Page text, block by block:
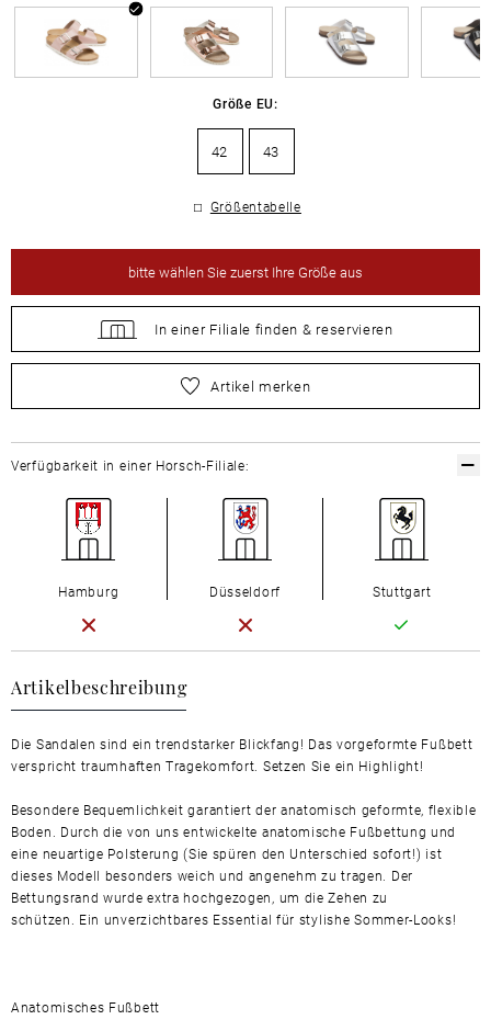
Größe EU:
42 43
Größentabelle
bittewählen Sie zuerst Ihre Größe aus
In einer Filiale finden & reservieren
wählen Sie zuerst Ihre Größe aus
Artikel merken
Artikelbeschreibung
Die Sandalen sind ein trendstarker Blickfang! Das vorgeformte Fußbett
verspricht traumhaften Tragekomfort. Setzen Sie ein Highlight!
Besondere Bequemlichkeit garantiert der anatomisch geformte, flexible
Boden. Durch die von uns entwickelte anatomische Fußbettung und
eine neuartige Polsterung (Sie spüren den Unterschied sofort!) ist
dieses Modell besonders weich und angenehm zu tragen. Der
Bettungsrand wurde extra hochgezogen, um die Zehen zu
schützen. Ein unverzichtbares Essential für stylishe Sommer-Looks!
Anatomisches Fußbett
Verfügbarkeit in einer Horsch-Filiale:
Hamburg Düsseldorf Stuttgart